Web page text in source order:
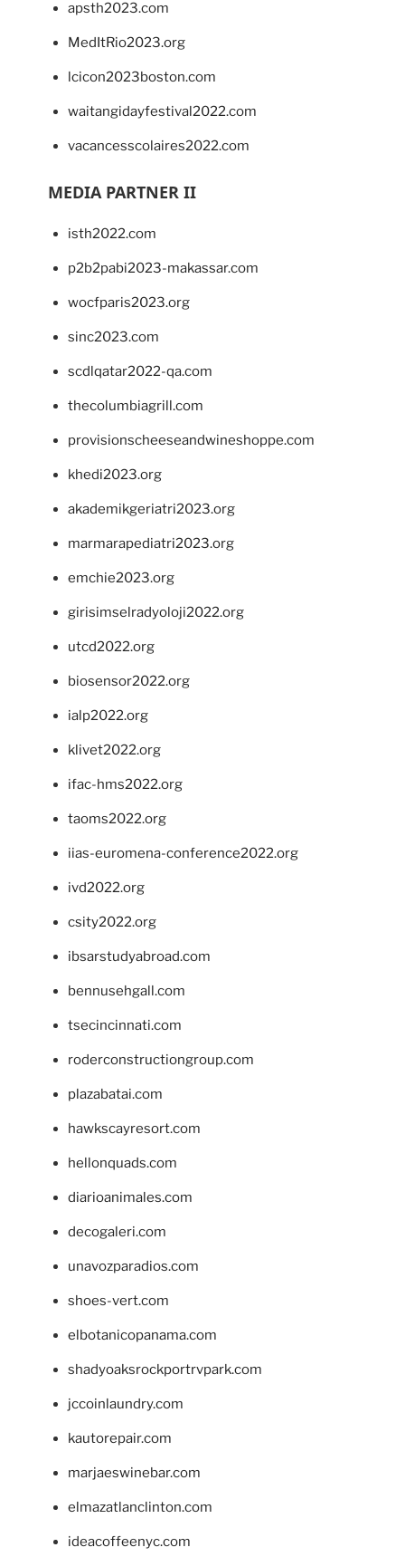
apsth2023.com
MedItRio2023.org
lcicon2023boston.com
waitangidayfestival2022.com
vacancesscolaires2022.com
MEDIA PARTNER II
isth2022.com
p2b2pabi2023-makassar.com
wocfparis2023.org
sinc2023.com
scdlqatar2022-qa.com
thecolumbiagrill.com
provisionscheeseandwineshoppe.com
khedi2023.org
akademikgeriatri2023.org
marmarapediatri2023.org
emchie2023.org
girisimselradyoloji2022.org
utcd2022.org
biosensor2022.org
ialp2022.org
klivet2022.org
ifac-hms2022.org
taoms2022.org
iias-euromena-conference2022.org
ivd2022.org
csity2022.org
ibsarstudyabroad.com
bennusehgall.com
tsecincinnati.com
roderconstructiongroup.com
plazabatai.com
hawkscayresort.com
hellonquads.com
diarioanimales.com
decogaleri.com
unavozparadios.com
shoes-vert.com
elbotanicopanama.com
shadyoaksrockportrvpark.com
jccoinlaundry.com
kautorepair.com
marjaeswinebar.com
elmazatlanclinton.com
ideacoffeenyc.com